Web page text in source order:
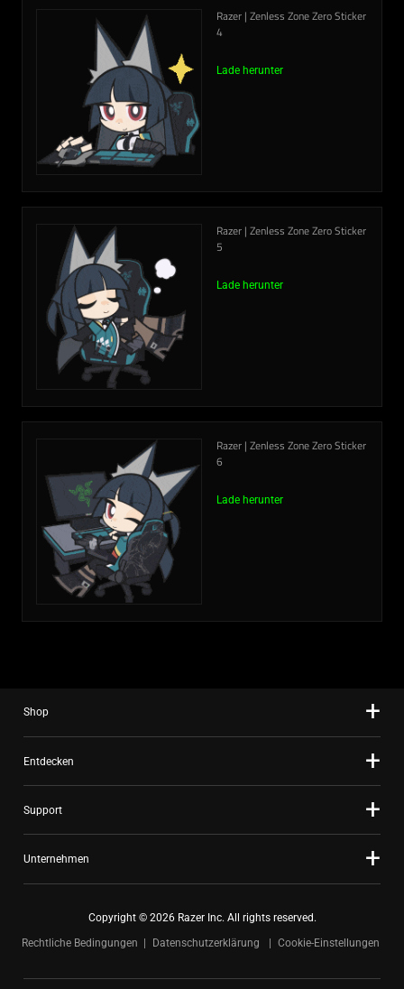
Razer | Zenless Zone Zero Sticker
4
Lade herunter
Razer | Zenless Zone Zero Sticker
5
Lade herunter
Razer | Zenless Zone Zero Sticker
6
Lade herunter
Shop
Entdecken
Support
Unternehmen
Copyright © 2026 Razer Inc. All rights reserved.
Rechtliche Bedingungen
Datenschutzerklärung Cookie-Einstellungen